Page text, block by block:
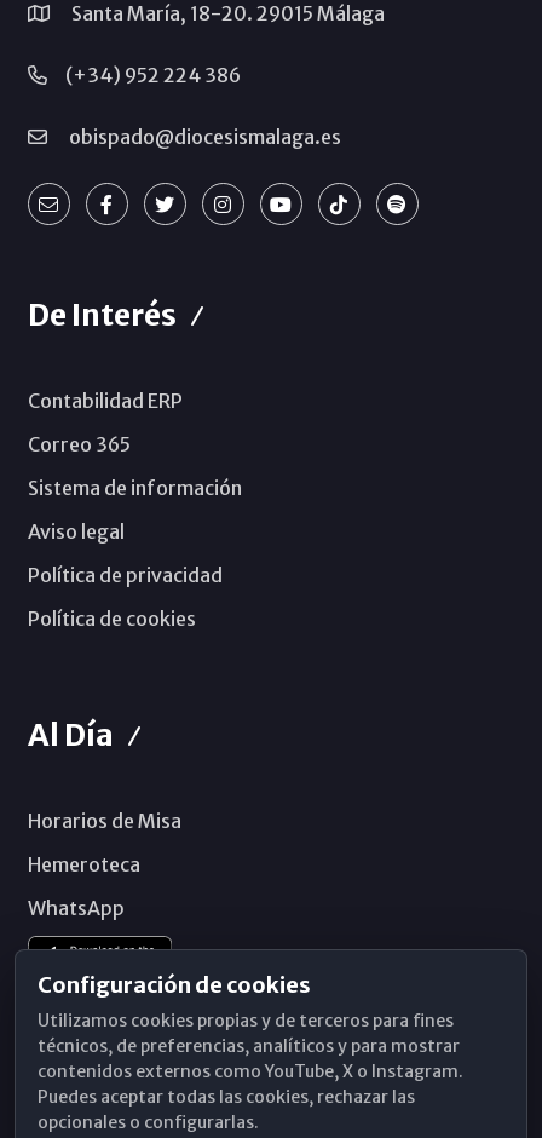
Santa María, 18-20. 29015 Málaga
(+34) 952 224 386
obispado@diocesismalaga.es
De Interés
Contabilidad ERP
Correo 365
Sistema de información
Aviso legal
Política de privacidad
Política de cookies
Al Día
Horarios de Misa
Hemeroteca
WhatsApp
Configuración de cookies
Utilizamos cookies propias y de terceros para fines
técnicos, de preferencias, analíticos y para mostrar
contenidos externos como YouTube, X o Instagram.
Puedes aceptar todas las cookies, rechazar las
opcionales o configurarlas.